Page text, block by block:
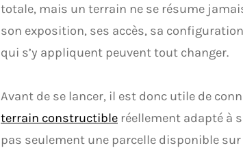
totale, mais un terrain ne se résume
son exposition, ses accès, sa
qui s’y appliquent peuvent tout changer.
Avant de se lancer, il est donc utile de
terrain constructible réellement adapté à
pas seulement une parcelle disponible